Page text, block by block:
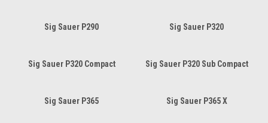
Sig Sauer P290 Sig Sauer P320
Sig Sauer P320 Compact Sig Sauer P320 Sub Compact
Sig Sauer P365 Sig Sauer P365 X